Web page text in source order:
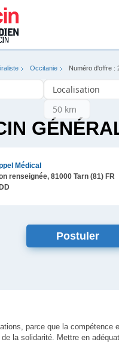
Occitanie Numéro d'offre :
Médical
renseignée, 81000 Tarn (81) FR
parce que la
la solidarité. Mettre en